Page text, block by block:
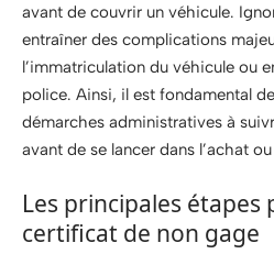
avant de couvrir un véhicule.
entraîner des complications
l’immatriculation du véhicule ou
police. Ainsi, il est fondamental
démarches administratives à
avant de se lancer dans l’achat
Les principales
certificat de non gage